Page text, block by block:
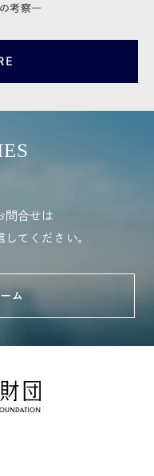
の考察―
問合せは
てください。
ム